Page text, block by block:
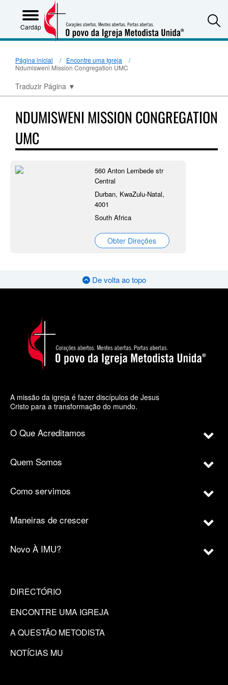
Cardápio
Página inicial
Encontre uma Igreja
Ndumisweni Mission Congregation UMC
Traduzir Página ▼
NDUMISWENI MISSION CONGREGATION
UMC
560 Anton Lembede str
Central
Durban, KwaZulu-Natal,
4001
South Africa
Obter Direções
De volta ao topo
A missão da igreja é fazer discípulos de Jesus
Cristo para a transformação do mundo.
O Que Acreditamos
Quem Somos
Como servimos
Maneiras de crescer
Novo À IMU?
DIRECTÓRIO
ENCONTRE UMA IGREJA
A QUESTÃO METODISTA
NOTÍCIAS MU